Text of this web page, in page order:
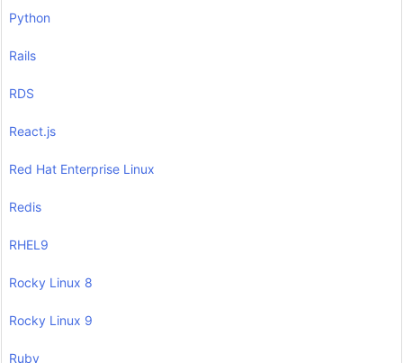
Python
Rails
RDS
React.js
Red Hat Enterprise Linux
Redis
RHEL9
Rocky Linux 8
Rocky Linux 9
Ruby